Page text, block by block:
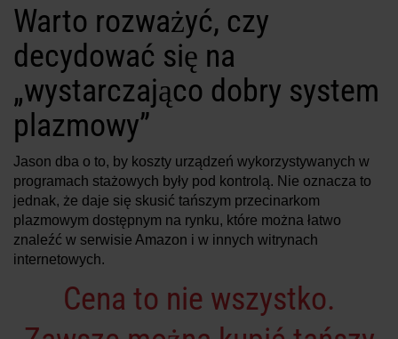
Warto rozważyć, czy
decydować się na
„wystarczająco dobry system
plazmowy”
Jason dba o to, by koszty urządzeń wykorzystywanych w
programach stażowych były pod kontrolą. Nie oznacza to
jednak, że daje się skusić tańszym przecinarkom
plazmowym dostępnym na rynku, które można łatwo
znaleźć w serwisie Amazon i w innych witrynach
internetowych.
Cena to nie wszystko.